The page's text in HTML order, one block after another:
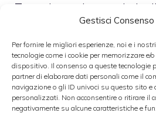
Gestisci Consenso
Per fornire le migliori esperienze, noi e i
tecnologie come i cookie per memorizzare e/
dispositivo. Il consenso a queste tecnologie
partner di elaborare dati personali come il
navigazione o gli ID univoci su questo sito e
personalizzati. Non acconsentire o ritirare il
negativamente su alcune caratteristiche e
Tuttavia, sui massimi
formando untrading
una fortepresenza di
e 1.3060(grafico a 1
dunque, tornare a
soltanto in caso di brusco